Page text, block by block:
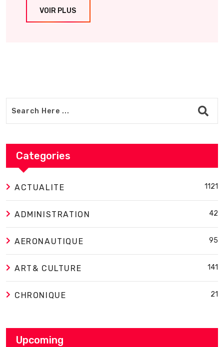
VOIR PLUS
Categories
ACTUALITE 1121
ADMINISTRATION 42
AERONAUTIQUE 95
ART& CULTURE 141
CHRONIQUE 21
Upcoming